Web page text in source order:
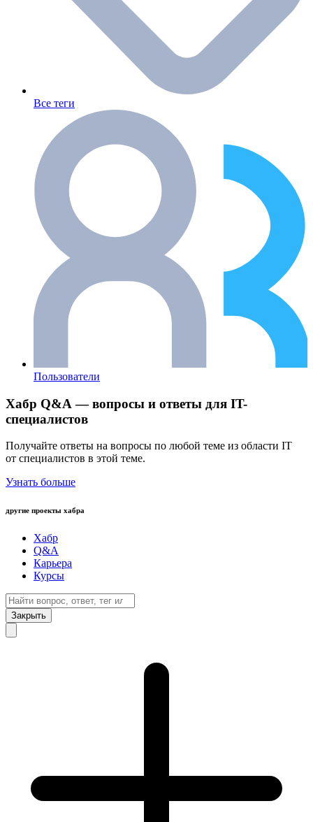
Все теги
Пользователи
Хабр Q&A — вопросы и ответы для IT-
специалистов
Получайте ответы на вопросы по любой теме из области IT
от специалистов в этой теме.
Узнать больше
другие проекты хабра
Хабр
Q&A
Карьера
Курсы
Закрыть